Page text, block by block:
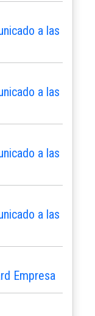
a las
a las
a las
a las
Empresa